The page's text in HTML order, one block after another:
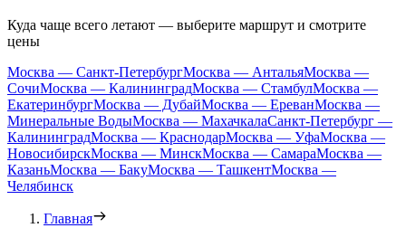
Куда чаще всего летают — выберите маршрут и смотрите
цены
Москва — Санкт-ПетербургМосква — АнтальяМосква —
СочиМосква — КалининградМосква — СтамбулМосква —
ЕкатеринбургМосква — ДубайМосква — ЕреванМосква —
Минеральные ВодыМосква — МахачкалаСанкт-Петербург —
КалининградМосква — КраснодарМосква — УфаМосква —
НовосибирскМосква — МинскМосква — СамараМосква —
КазаньМосква — БакуМосква — ТашкентМосква —
Челябинск
Главная